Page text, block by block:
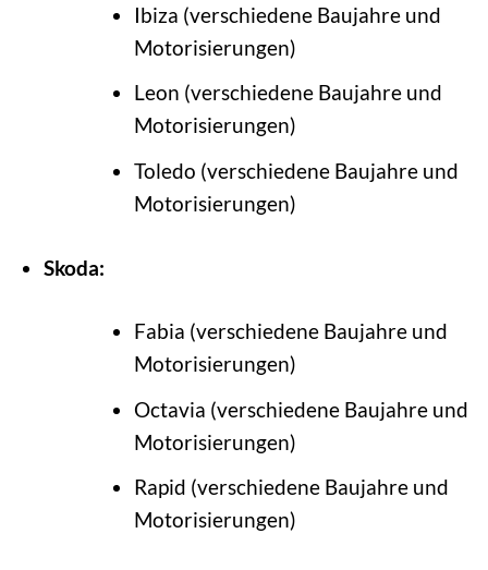
Ibiza (verschiedene Baujahre und
Motorisierungen)
Leon (verschiedene Baujahre und
Motorisierungen)
Toledo (verschiedene Baujahre und
Motorisierungen)
Skoda:
Fabia (verschiedene Baujahre und
Motorisierungen)
Octavia (verschiedene Baujahre und
Motorisierungen)
Rapid (verschiedene Baujahre und
Motorisierungen)